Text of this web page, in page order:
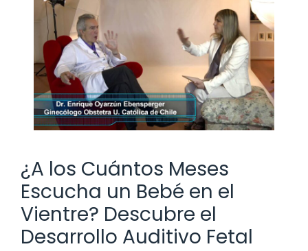
¿A los Cuántos Meses
Escucha un Bebé en el
Vientre? Descubre el
Desarrollo Auditivo Fetal